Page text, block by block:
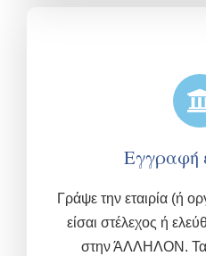
Εγγραφή
Γράψε την εταιρία (ή
είσαι στέλεχος ή
στην ΆΛΛΗΛΟΝ. Τα